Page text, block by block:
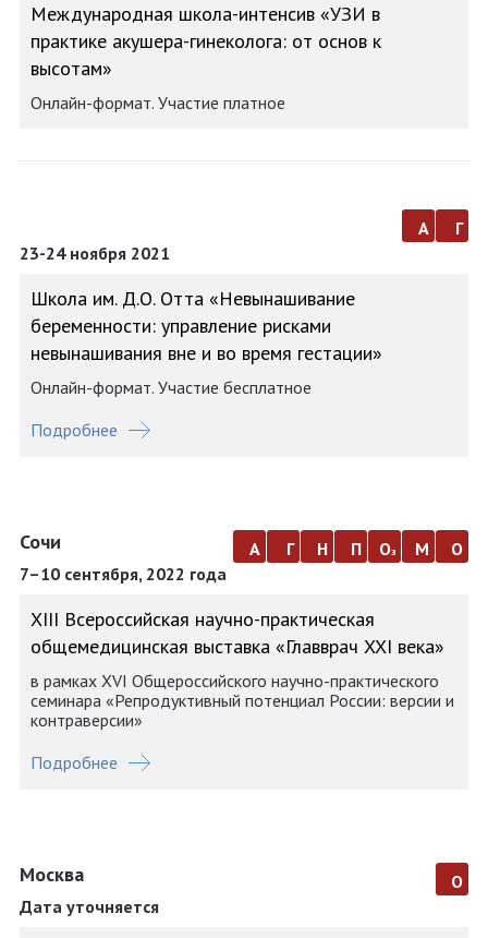
Международная школа-интенсив «УЗИ в
практике акушера-гинеколога: от основ к
высотам»
Онлайн-формат. Участие платное
23-24 ноября 2021
а г
Школа им. Д.О. Отта «Невынашивание
беременности: управление рисками
невынашивания вне и во время гестации»
Онлайн-формат. Участие бесплатное
Подробнее
Сочи
7–10 сентября, 2022 года
а г н п оз м о
ХIII Всероссийская научно-практическая
общемедицинская выставка «Главврач XXI века»
в рамках XVI Общероссийского научно-практического
семинара «Репродуктивный потенциал России: версии и
контраверсии»
Подробнее
Москва
Дата уточняется
о